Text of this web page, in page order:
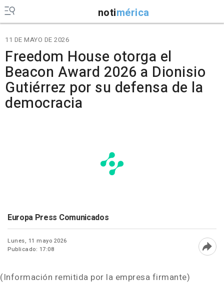
notimérica
11 DE MAYO DE 2026
Freedom House otorga el
Beacon Award 2026 a Dionisio
Gutiérrez por su defensa de la
democracia
Europa Press Comunicados
Lunes, 11 mayo 2026
Publicado: 17:08
(Información remitida por la empresa firmante)